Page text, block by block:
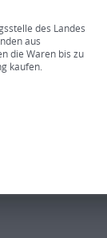
des Landes
aus
die Waren bis zu
kaufen.